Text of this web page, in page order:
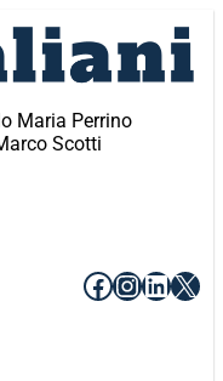
Maria Perrino
Scotti
Facebook
X